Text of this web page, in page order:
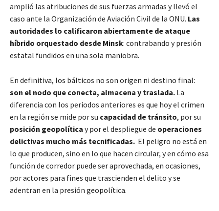
amplió las atribuciones de sus fuerzas armadas y llevó el
caso ante la Organización de Aviación Civil de la ONU. Las
autoridades lo calificaron abiertamente de ataque
híbrido orquestado desde Minsk: contrabando y presión
estatal fundidos en una sola maniobra.
En definitiva, los bálticos no son origen ni destino final:
son el nodo que conecta, almacena y traslada. La
diferencia con los periodos anteriores es que hoy el crimen
en la región se mide por su capacidad de tránsito, por su
posición geopolítica y por el despliegue de operaciones
delictivas mucho más tecnificadas. El peligro no está en
lo que producen, sino en lo que hacen circular, y en cómo esa
función de corredor puede ser aprovechada, en ocasiones,
por actores para fines que trascienden el delito y se
adentran en la presión geopolítica.